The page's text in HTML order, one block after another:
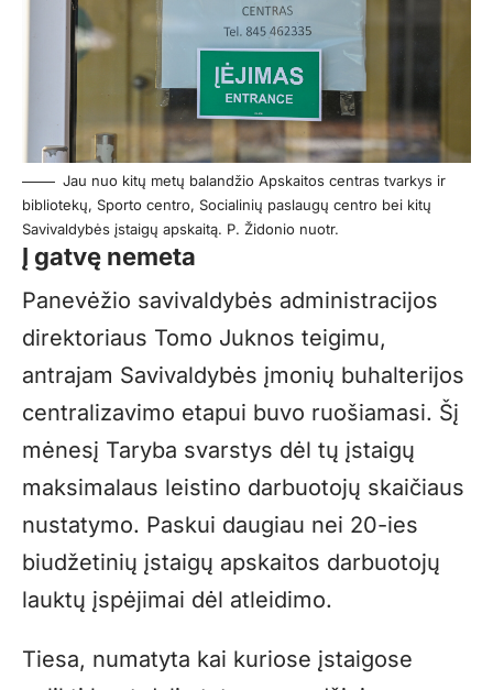
Jau nuo kitų metų balandžio Apskaitos centras tvarkys ir
bibliotekų, Sporto centro, Socialinių paslaugų centro bei kitų
Savivaldybės įstaigų apskaitą. P. Židonio nuotr.
Į gatvę nemeta
Panevėžio savivaldybės administracijos
direktoriaus Tomo Juknos teigimu,
antrajam Savivaldybės įmonių buhalterijos
centralizavimo etapui buvo ruošiamasi. Šį
mėnesį Taryba svarstys dėl tų įstaigų
maksimalaus leistino darbuotojų skaičiaus
nustatymo. Paskui daugiau nei 20-ies
biudžetinių įstaigų apskaitos darbuotojų
lauktų įspėjimai dėl atleidimo.
Tiesa, numatyta kai kuriose įstaigose